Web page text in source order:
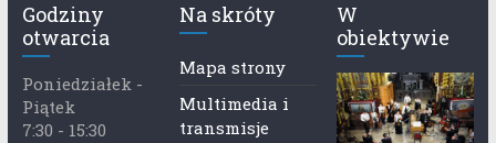
Godziny
otwarcia
Poniedziałek -
Piątek
7:30 - 15:30
Na skróty
Mapa strony
Multimedia i
transmisje
W
obiektywie